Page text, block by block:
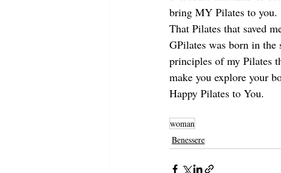
bring MY Pilates to you.
That Pilates that saved
GPilates was born in
principles of my Pilates
make you explore your
Happy Pilates to You.
woman
Benessere